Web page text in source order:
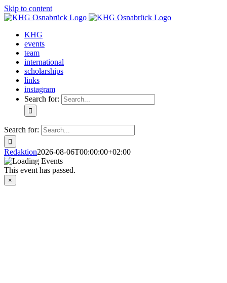
Skip to content
KHG
events
team
international
scholarships
links
instagram
Search for:
Search for:
Redaktion2026-08-06T00:00:00+02:00
This event has passed.
×